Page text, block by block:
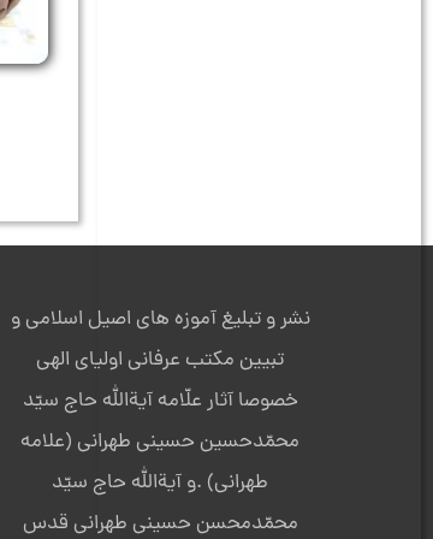
نشر و تبلیغ آموزه های اصیل اسلامی و
تبیین مکتب عرفانی اولیای الهی
خصوصا آثار علّامه آیةالله حاج سیّد
محمّدحسین حسینی طهرانی (علامه
طهرانی) .و آیةالله حاج سیّد
محمّدمحسن حسینی طهرانی قدس